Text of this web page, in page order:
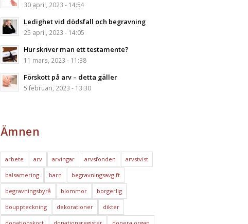
30 april, 2023 - 14:54
Ledighet vid dödsfall och begravning
25 april, 2023 - 14:05
Hur skriver man ett testamente?
11 mars, 2023 - 11:38
Förskott på arv – detta gäller
5 februari, 2023 - 13:30
Ämnen
arbete arv arvingar arvsfonden arvstvist
balsamering barn begravningsavgift
begravningsbyrå blommor borgerlig
bouppteckning dekorationer dikter